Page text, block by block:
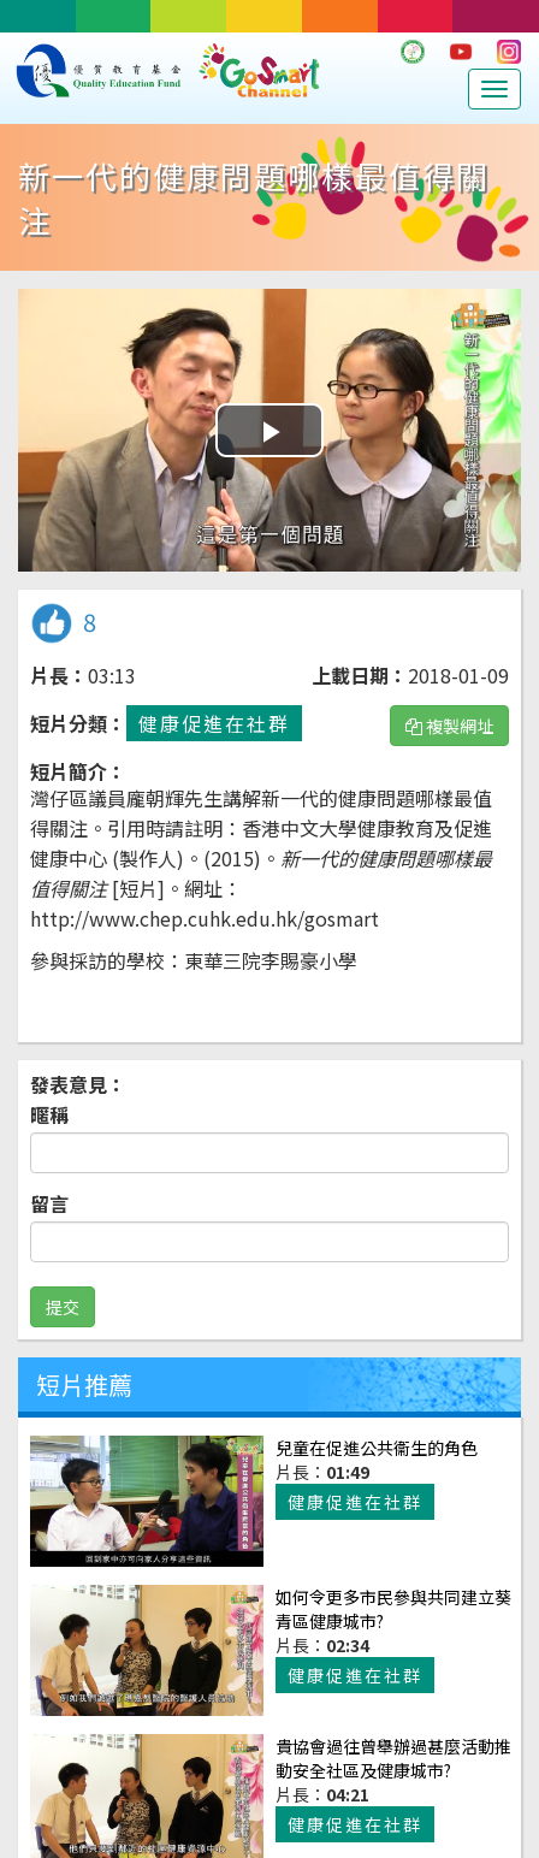
新一代的健康問題哪樣最值得關
注
Play
Video
8
片長： 03:13 上載日期： 2018-01-09
短片分類：
健康促進在社群 複製網址
短片簡介：
灣仔區議員龐朝輝先生講解新一代的健康問題哪樣最值
得關注。引用時請註明：香港中文大學健康教育及促進
健康中心 (製作人)。(2015)。 新一代的健康問題哪樣最
值得關注[短片]。 網址：
http://www.chep.cuhk.edu.hk/gosmart
參與採訪的學校：東華三院李賜豪小學
發表意見：
暱稱
留言
短片推薦
兒童在促進公共衞生的角色
片長： 01:49
健康促進在社群
如何令更多市民參與共同建立葵
青區健康城市?
片長： 02:34
健康促進在社群
貴協會過往曾舉辦過甚麼活動推
動安全社區及健康城市?
片長： 04:21
健康促進在社群